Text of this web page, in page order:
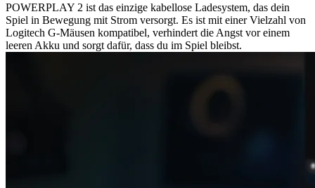
POWERPLAY 2 ist das einzige kabellose Ladesystem, das dein
Spiel in Bewegung mit Strom versorgt. Es ist mit einer Vielzahl von
Logitech G-Mäusen kompatibel, verhindert die Angst vor einem
leeren Akku und sorgt dafür, dass du im Spiel bleibst.